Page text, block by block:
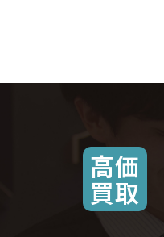
高価
買取